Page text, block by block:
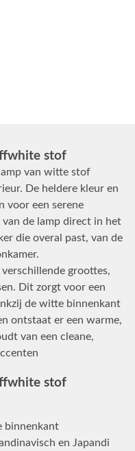
stof
van witte stof
De heldere kleur en
voor een serene
de lamp direct in het
die overal past, van de
groottes,
Dit zorgt voor een
de witte binnenkant
ontstaat er een warme,
van een cleane,
stof
binnenkant
en Japandi